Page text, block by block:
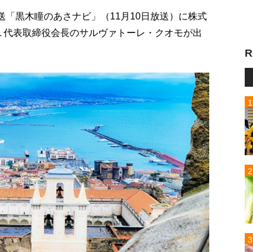
黒木瞳のあさナビ」（11月10日放送）に株式
表取締役会長のサルヴァトーレ・クオモが出